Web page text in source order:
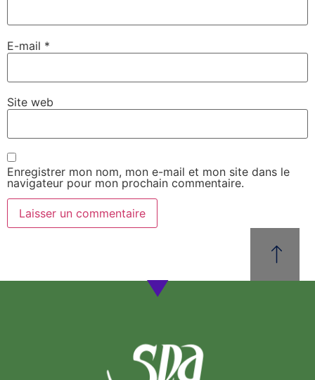
E-mail *
Site web
Enregistrer mon nom, mon e-mail et mon site dans le
navigateur pour mon prochain commentaire.